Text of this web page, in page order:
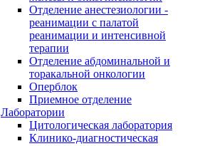
Отделение анестезиологии -
реанимации с палатой
реанимации и интенсивной
терапии
Отделение абдоминальной и
торакальной онкологии
Оперблок
Приемное отделение
Лаборатории
Цитологическая лаборатория
Клинико-диагностическая